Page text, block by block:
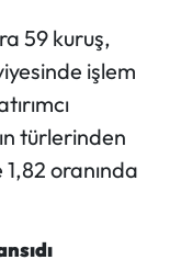
59 kuruş,
işlem
türlerinden
oranında